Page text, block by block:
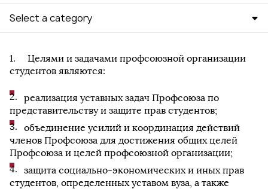
Select a category
Целями и задачами профсоюзной организации
студентов являются:
реализация уставных задач Профсоюза по
представительству и защите прав студентов;
объединение усилий и координация действий
членов Профсоюза для достижения общих целей
Профсоюза и целей профсоюзной организации;
защита социально-экономических и иных прав
студентов, определенных уставом вуза, а также